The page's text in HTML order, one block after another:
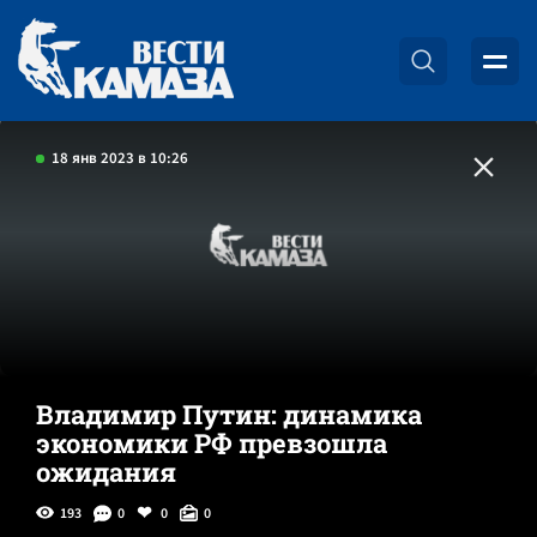
18 янв 2023 в 10:26
Владимир Путин: динамика
экономики РФ превзошла
ожидания
193 0 0 0